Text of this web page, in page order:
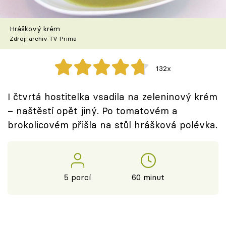
Škola vaření
Recepty z TV
Speciál: Cuketa
Těhotnej kuchař
Sledujte prima+
Hráškový krém
Zdroj: archiv TV Prima
132x
I čtvrtá hostitelka vsadila na zeleninový krém
– naštěstí opět jiný. Po tomatovém a
brokolicovém přišla na stůl hrášková polévka.
5 porcí 60 minut